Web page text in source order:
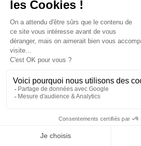
CONTENU
Plusieurs chambres
Chambres doubles et triples
Petits déjeuners inclus
Taxe dé séjour
Mon EVG à Vilnius